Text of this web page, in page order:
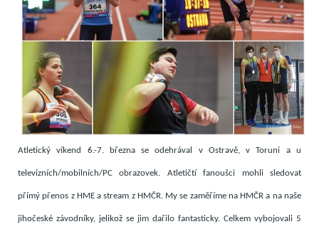
Atletický víkend 6.-7. března se odehrával v Ostravě, v Toruni a u
televizních/mobilních/PC obrazovek. Atletičtí fanoušci mohli sledovat
přímý přenos z HME a stream z HMČR. My se zaměříme na HMČR a na naše
jihočeské závodníky, jelikož se jim dařilo fantasticky. Celkem vybojovali 5